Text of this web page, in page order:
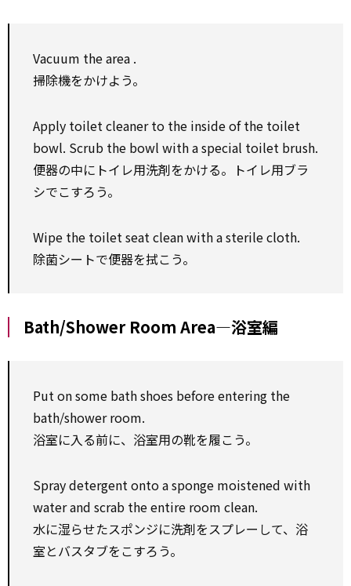
Vacuum the area .
掃除機をかけよう。
Apply toilet cleaner to the inside of the toilet
bowl. Scrub the bowl with a special toilet brush.
便器の中にトイレ用洗剤をかける。トイレ用ブラ
シでこすろう。
Wipe the toilet seat clean with a sterile cloth.
除菌シートで便器を拭こう。
Bath/Shower Room Area―浴室編
Put on some bath shoes before entering the
bath/shower room.
浴室に入る前に、浴室用の靴を履こう。
Spray detergent onto a sponge moistened with
water and scrab the entire room clean.
水に湿らせたスポンジに洗剤をスプレーして、浴
室とバスタブをこすろう。